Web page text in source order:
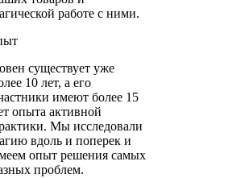
работе с ними.
существует уже
10 лет, а его
имеют более 15
опыта активной
Мы исследовали
вдоль и поперек и
опыт решения самых
проблем.